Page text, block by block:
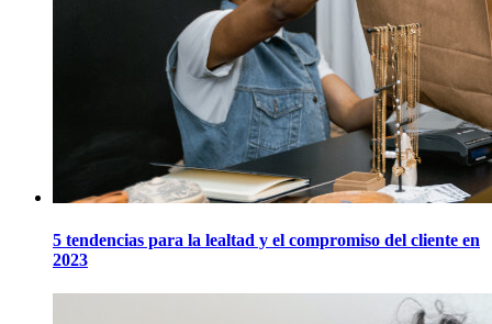
5 tendencias para la lealtad y el compromiso del cliente en
2023